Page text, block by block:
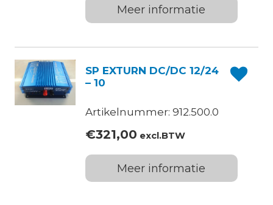
Meer informatie
SP EXTURN DC/DC 12/24
– 10
Artikelnummer: 912.500.0
€321,00 excl.BTW
Meer informatie